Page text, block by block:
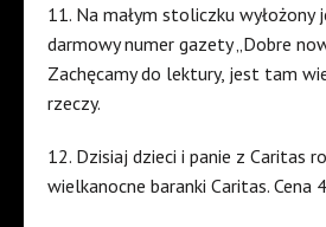
11. Na małym stoliczku wyłożony
darmowy numer gazety „Dobre
Zachęcamy do lektury, jest tam
rzeczy.
12. Dzisiaj dzieci i panie z Caritas
wielkanocne baranki Caritas. Cena